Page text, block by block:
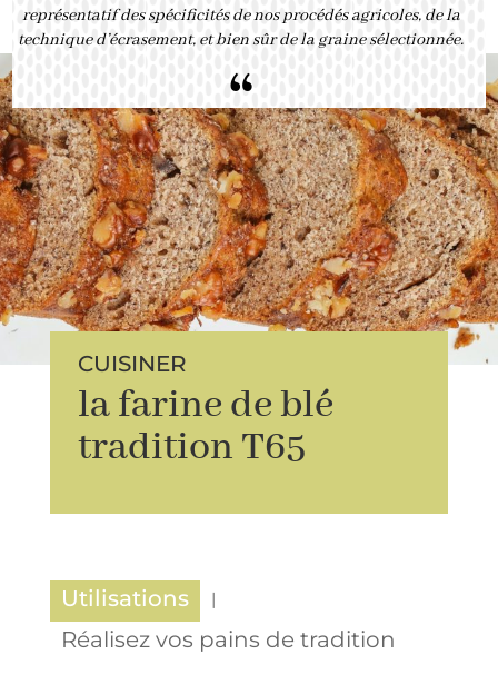
représentatif des spécificités de nos procédés agricoles, de la
technique d’écrasement, et bien sûr de la graine sélectionnée.
“
CUISINER
la farine de blé
tradition T65
Utilisations
Réalisez vos pains de tradition